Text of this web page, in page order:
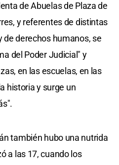
de Abuelas de Plaza de
y referentes de distintas
de derechos humanos, se
del Poder Judicial" y
en las escuelas, en las
historia y surge un
también hubo una nutrida
a las 17, cuando los